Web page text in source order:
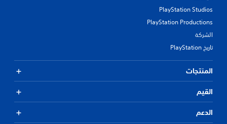
PlayStation Studios
PlayStation Productions
الشركة
تاريخ PlayStation
المنتجات
القيم
الدعم